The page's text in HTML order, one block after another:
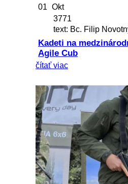
01 Okt
3771
text: Bc. Filip
Kadeti na
Agile Cub
čítať viac